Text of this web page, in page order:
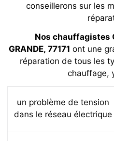
conseillerons sur les
Nos chauffagistes
GRANDE, 77171 ont une
réparation de tous les
chauffage,
un problème de tension
dans le réseau électrique